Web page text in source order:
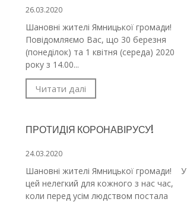
26.03.2020
Шановні жителі Ямницької громади!
Повідомляємо Вас, що 30 березня
(понеділок) та 1 квітня (середа) 2020
року з 14.00...
Читати далі
ПРОТИДІЯ КОРОНАВІРУСУ!
24.03.2020
Шановні жителі Ямницької громади! У
цей нелегкий для кожного з нас час,
коли перед усім людством постала